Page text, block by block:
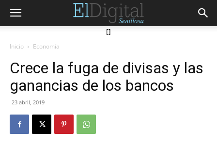
[]
Inicio Economía
Crece la fuga de divisas y las
ganancias de los bancos
23 abril, 2019